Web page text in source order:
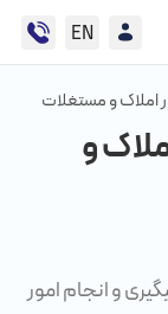
EN
املاک و مستغلات
و
و انجام امور